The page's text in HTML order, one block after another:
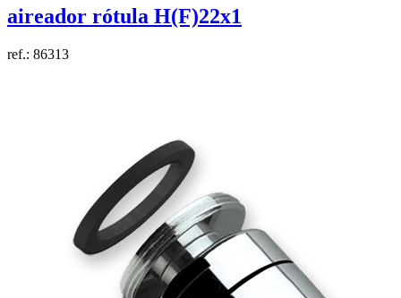
aireador rótula H(F)22x1
ref.: 86313